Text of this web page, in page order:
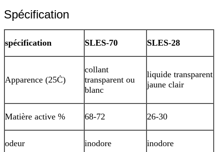
Spécification
spécification SLES-70 SLES-28
Apparence (25Ċ)
collant
transparent ou
blanc
liquide transparent
jaune clair
Matière active % 68-72 26-30
odeur inodore inodore